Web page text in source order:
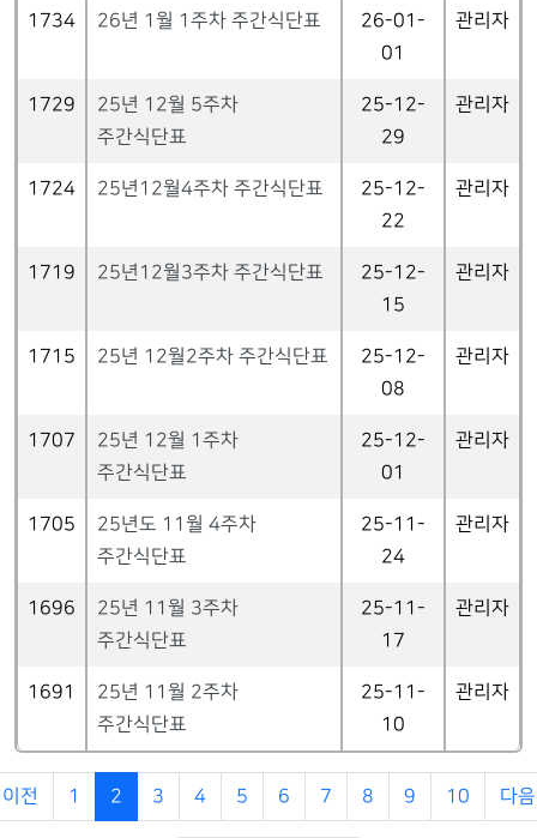
1734 26년 1월 1주차 주간식단표
26-01-
01
관리자
1729
25년 12월 5주차
주간식단표
25-12-
29
관리자
1724 25년12월4주차 주간식단표
25-12-
22
관리자
1719 25년12월3주차 주간식단표
25-12-
15
관리자
1715 25년 12월2주차 주간식단표
25-12-
08
관리자
1707
25년 12월 1주차
주간식단표
25-12-
01
관리자
1705
25년도 11월 4주차
주간식단표
25-11-
24
관리자
1696
25년 11월 3주차
주간식단표
25-11-
17
관리자
1691
25년 11월 2주차
주간식단표
25-11-
10
관리자
이전 1 2 3 4 5 6 7 8 9 10 다음